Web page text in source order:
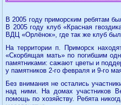
В 2005 году приморским ребятам
В 2005 году клуб «Красная
ВДЦ «Орлёнок», где так же клуб
На территории п. Приморск
«Скорбящая мать» по погибшим
памятниками: сажают цветы и
у памятников 2-го февраля и 9-го
Без внимания не остались
над ними. На домах участников
помощь по хозяйству. Ребята